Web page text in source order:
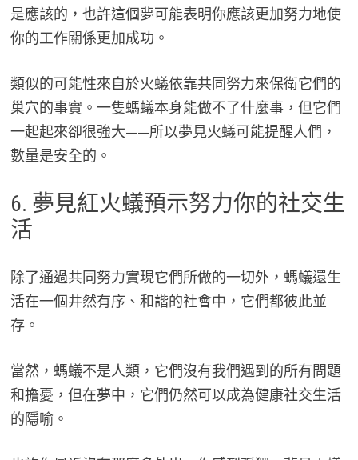
是應該的，也許這個夢可能表明你應該更加努力地使
你的工作關係更加成功。
類似的可能性來自於火蟻依靠共同努力來保衛它們的
巢穴的事實。一隻螞蟻本身能做不了什麼事，但它們
一起起來卻很強大——所以夢見火蟻可能提醒人們，
數量是安全的。
6. 夢見紅火蟻預示努力你的社交生
活
除了通過共同努力實現它們所做的一切外，螞蟻還生
活在一個井然有序、和諧的社會中，它們都彼此並
存。
當然，螞蟻不是人類，它們沒有我們遇到的所有問題
和擔憂，但在夢中，它們仍然可以成為健康社交生活
的隱喻。